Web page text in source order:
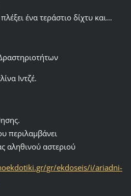
ένα τεράστιο δίχτυ και…
Ιντζέ.
περιλαμβάνει
αληθινού αστεριού
gr/ekdoseis/i/ariadni-